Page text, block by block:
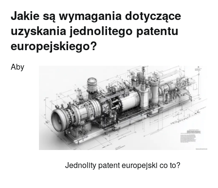
Jakie są wymagania dotyczące
uzyskania jednolitego patentu
europejskiego?
Jednolity patent europejski co to?
Aby